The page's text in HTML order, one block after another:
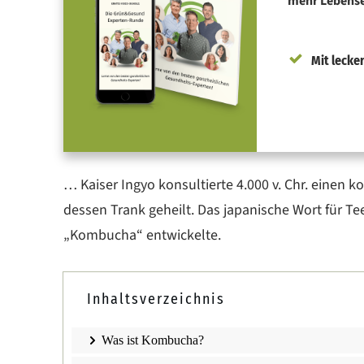
Mit
… Kaiser Ingyo konsultierte 4.000 v. Chr. einen
dessen Trank geheilt. Das japanische Wort für
„Kombucha“ entwickelte.
Inhaltsverzeichnis
Was ist Kombucha?